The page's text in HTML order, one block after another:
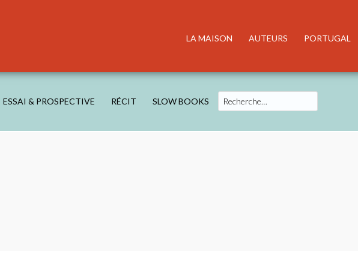
LA MAISON AUTEURS PORTUGAL
ESSAI & PROSPECTIVE RÉCIT SLOW BOOKS
Search